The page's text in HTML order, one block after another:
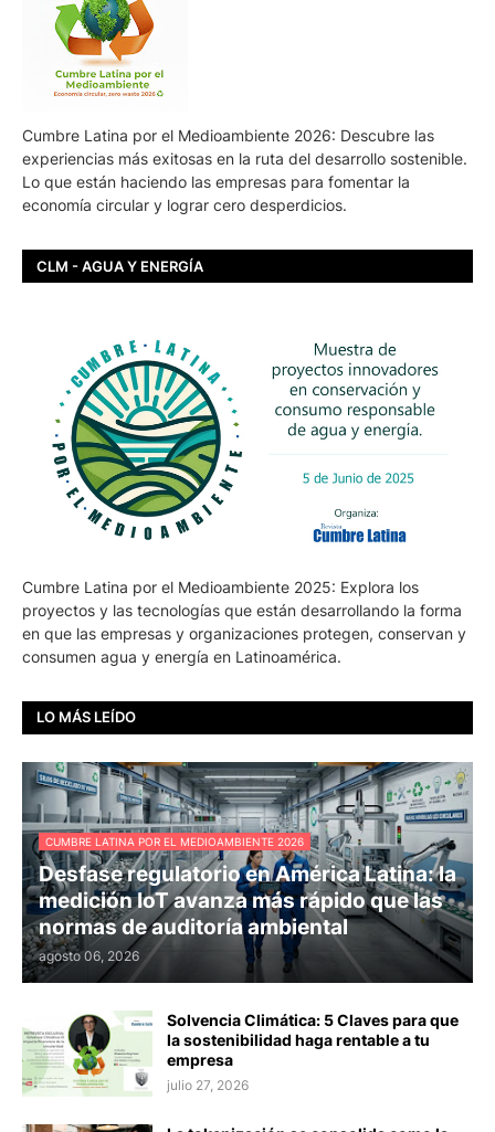
Cumbre Latina por el Medioambiente 2026: Descubre las
experiencias más exitosas en la ruta del desarrollo sostenible.
Lo que están haciendo las empresas para fomentar la
economía circular y lograr cero desperdicios.
CLM - AGUA Y ENERGÍA
Cumbre Latina por el Medioambiente 2025: Explora los
proyectos y las tecnologías que están desarrollando la forma
en que las empresas y organizaciones protegen, conservan y
consumen agua y energía en Latinoamérica.
LO MÁS LEÍDO
CUMBRE LATINA POR EL MEDIOAMBIENTE 2026
Desfase regulatorio en América Latina: la
medición IoT avanza más rápido que las
normas de auditoría ambiental
agosto 06, 2026
Solvencia Climática: 5 Claves para que
la sostenibilidad haga rentable a tu
empresa
julio 27, 2026